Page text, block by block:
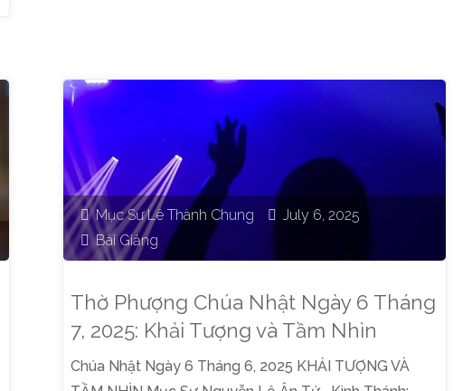
Tháng
7,
Tìm
Kiếm
Mục Sư Lê Thành Chung
July 6, 2025
Bài Giảng
Thờ Phượng Chúa Nhật Ngày 6 Tháng
7, 2025: Khải Tượng và Tầm Nhìn
Chúa Nhật Ngày 6 Tháng 6, 2025 KHẢI TƯỢNG VÀ